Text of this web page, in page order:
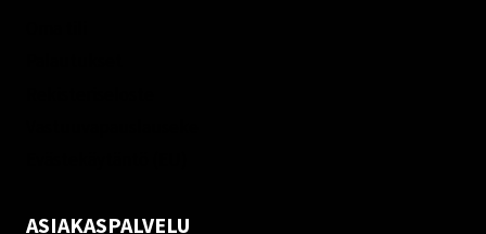
ASIAKASPALVELU